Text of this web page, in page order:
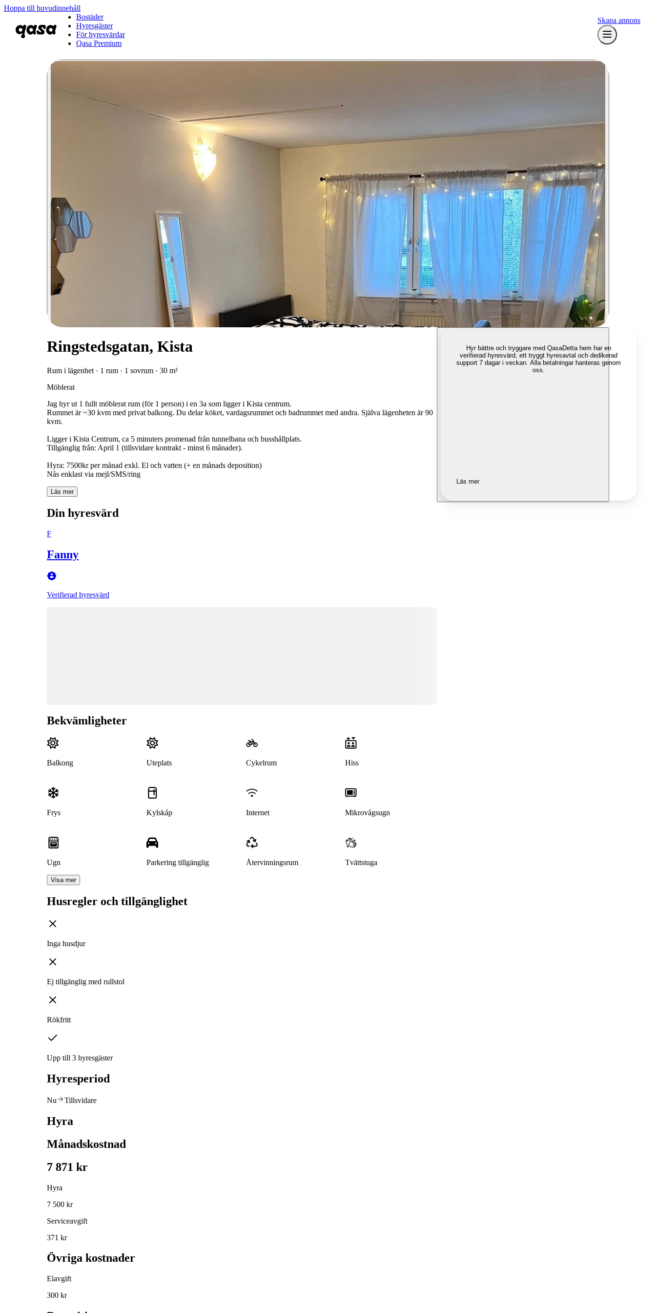
Hoppa till huvudinnehåll
Bostäder
Hyresgäster
För hyresvärdar
Qasa Premium
Skapa annons
Ringstedsgatan, Kista
Rum i lägenhet · 1 rum · 1 sovrum · 30 m²
Möblerat
Jag hyr ut 1 fullt möblerat rum (för 1 person) i en 3a som ligger i Kista centrum.
Rummet är ~30 kvm med privat balkong. Du delar köket, vardagsrummet och badrummet med andra. Själva lägenheten är 90
kvm.
Ligger i Kista Centrum, ca 5 minuters promenad från tunnelbana och busshållplats.
Tillgänglig från: April 1 (tillsvidare kontrakt - minst 6 månader).
Hyra: 7500kr per månad exkl. El och vatten (+ en månads deposition)
Nås enklast via mejl/SMS/ring
Läs mer
Din hyresvärd
F
Fanny
Verifierad hyresvärd
Bekvämligheter
Balkong Uteplats Cykelrum Hiss
Frys Kylskåp Internet Mikrovågsugn
Ugn Parkering tillgänglig Återvinningsrum Tvättstuga
Visa mer
Husregler och tillgänglighet
Inga husdjur
Ej tillgänglig med rullstol
Rökfritt
Upp till 3 hyresgäster
Hyresperiod
Nu Tillsvidare
Hyra
Månadskostnad
7 871 kr
Hyra
7 500 kr
Serviceavgift
371 kr
Övriga kostnader
Elavgift
300 kr
Hyr bättre och tryggare med QasaDetta hem har en
verifierad hyresvärd, ett tryggt hyresavtal och dedikerad
support 7 dagar i veckan. Alla betalningar hanteras genom
oss.
Läs mer